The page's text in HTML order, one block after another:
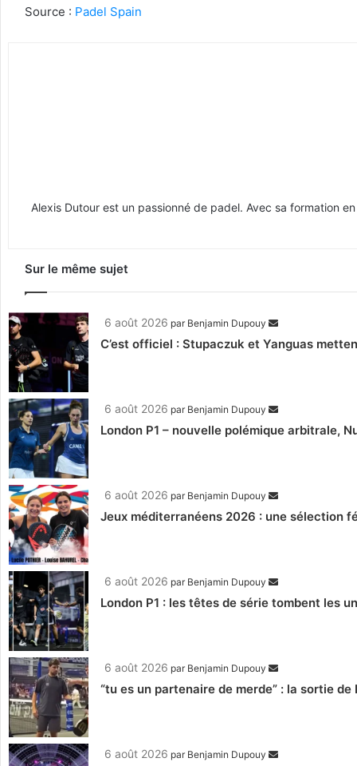
Source : Padel Spain
Alexis Dutour est un passionné de padel. Avec sa formation
Sur le même sujet
6 août 2026 par Benjamin Dupouy
C’est officiel : Stupaczuk et Yanguas
6 août 2026 par Benjamin Dupouy
London P1 – nouvelle polémique arbitrale,
6 août 2026 par Benjamin Dupouy
Jeux méditerranéens 2026 : une sélection
6 août 2026 par Benjamin Dupouy
London P1 : les têtes de série tombent les
6 août 2026 par Benjamin Dupouy
“tu es un partenaire de merde” : la sortie
6 août 2026 par Benjamin Dupouy